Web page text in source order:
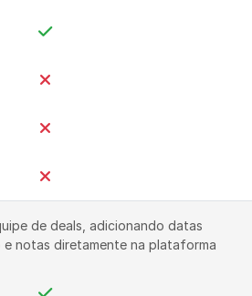
de deals, adicionando datas
e notas diretamente na plataforma